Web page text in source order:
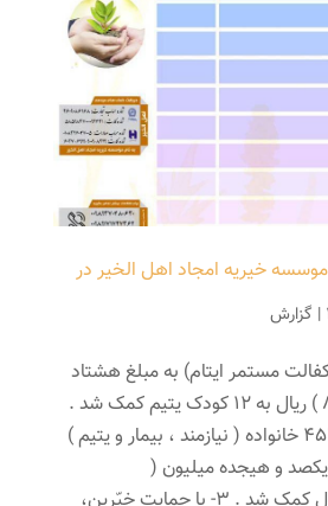
خیریه امجاد اهل الخیر در
| گزارش
مستمر ایتام) به مبلغ هشتاد
میلیون ( 80/000/000 ) ریال به 12 کودک یتیم کمک شد .
2- با حمایت خیّر به 451 خانواده ( نیازمند ، بیمار و يتيم )
يكصد و هیجده میلیون (